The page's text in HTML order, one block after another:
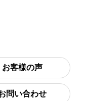
お客様の声
問い合わせ